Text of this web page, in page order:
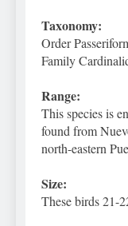
Taxonomy:
Order
Family
Range:
This species is
found from
north-eastern
Size:
These birds 21-